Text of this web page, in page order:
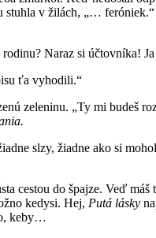
v žilách, „…
Naraz si účtovníka!
ťa vyhodili.“
zeleninu. „Ty mi
slzy, žiadne ako si
cestou do špajze. Veď
kedysi. Hej, Putá lásky
keby…